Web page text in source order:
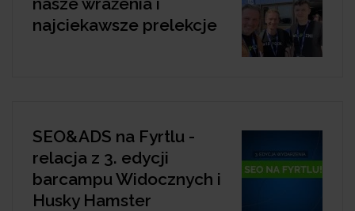
najciekawsze prelekcje
SEO&ADS na Fyrtlu -
relacja z 3. edycji
barcampu Widocznych i
Husky Hamster